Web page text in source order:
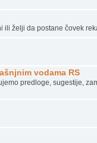
ili želji da postane čovek
vodama RS
predloge, sugestije,